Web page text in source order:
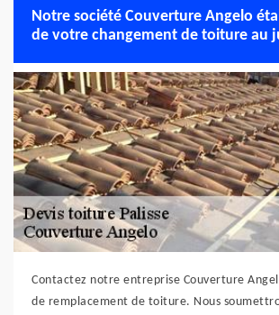
Notre société Couverture Angelo
de votre changement de toiture au
Contactez notre entreprise Couverture
de remplacement de toiture. Nous